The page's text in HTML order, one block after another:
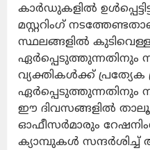
കാർഡുകളിൽ
മസ്റ്ററിംഗ്
സ്ഥലങ്ങളിൽ
ഏർപ്പെടുത്തുന്നതിനും
വ്യക്തികൾക്ക് പ്രത്യേക
ഏർപ്പെടുത്തുന്നതിനും
ഈ ദിവസങ്ങളിൽ
ഓഫീസർമാരും
ക്യാമ്പുകൾ